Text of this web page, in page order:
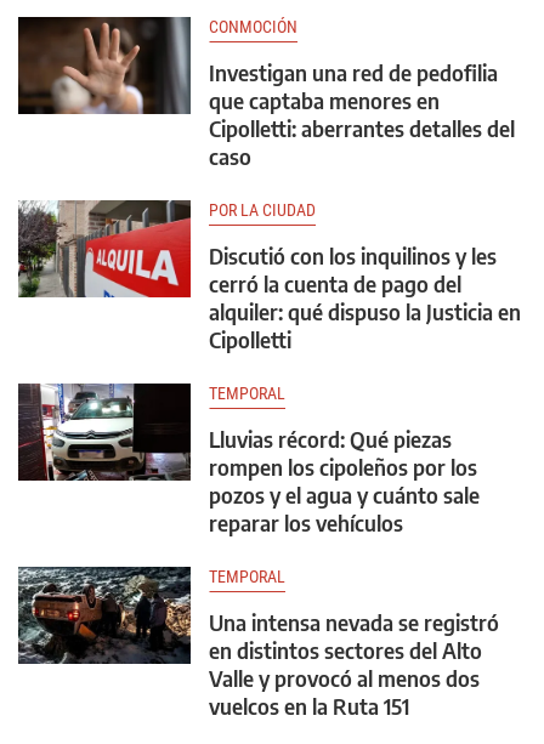
CONMOCIÓN
Investigan una red de pedofilia
que captaba menores en
Cipolletti: aberrantes detalles del
caso
POR LA CIUDAD
Discutió con los inquilinos y les
cerró la cuenta de pago del
alquiler: qué dispuso la Justicia en
Cipolletti
TEMPORAL
Lluvias récord: Qué piezas
rompen los cipoleños por los
pozos y el agua y cuánto sale
reparar los vehículos
TEMPORAL
Una intensa nevada se registró
en distintos sectores del Alto
Valle y provocó al menos dos
vuelcos en la Ruta 151